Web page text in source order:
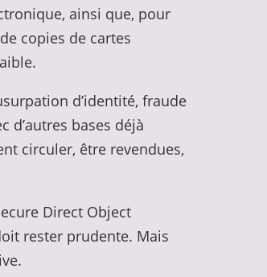
ainsi que, pour
copies de cartes
d’identité, fraude
bases déjà
circuler, être revendues,
Direct Object
rester prudente. Mais